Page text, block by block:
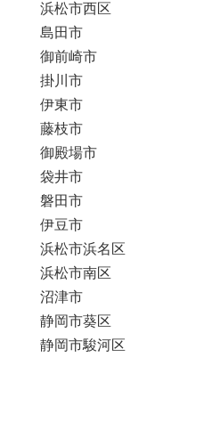
浜松市西区
島田市
御前崎市
掛川市
伊東市
藤枝市
御殿場市
袋井市
磐田市
伊豆市
浜松市浜名区
浜松市南区
沼津市
静岡市葵区
静岡市駿河区